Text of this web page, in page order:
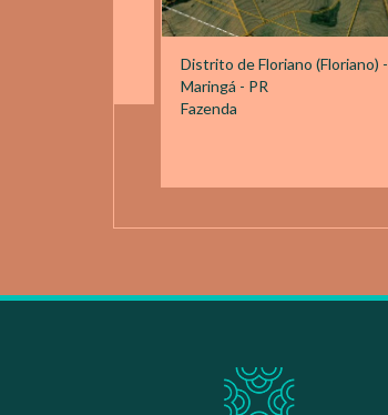
Distrito de Floriano (Floriano) -
Maringá - PR
Fazenda